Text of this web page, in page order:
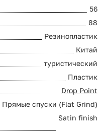
56
88
Резинопластик
Китай
туристический
Пластик
Drop Point
Прямые спуски (Flat Grind)
Satin finish